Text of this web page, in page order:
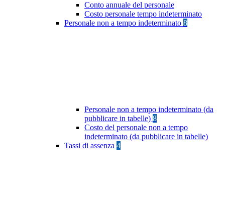
Conto annuale del personale
Costo personale tempo indeterminato
Personale non a tempo indeterminato 8
Personale non a tempo indeterminato (da
pubblicare in tabelle) 8
Costo del personale non a tempo
indeterminato (da pubblicare in tabelle)
Tassi di assenza 4